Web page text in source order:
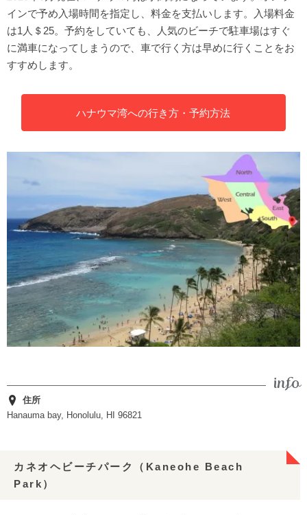
インで予め入場時間を指定し、料金を支払いします。入場料金
は1人＄25。予約をしていても、人気のビーチで駐車場はすぐ
に満車になってしまうので、車で行く方は早めに行くことをお
すすめします。
ハナウマ湾への行き方・予約方法
住所
Hanauma bay, Honolulu, HI 96821
カネオヘビーチパーク（Kaneohe Beach
Park）